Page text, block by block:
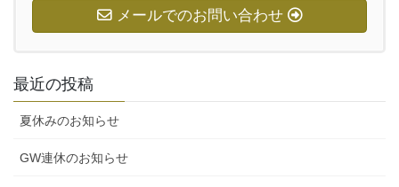
メールでのお問い合わせ
最近の投稿
夏休みのお知らせ
GW連休のお知らせ